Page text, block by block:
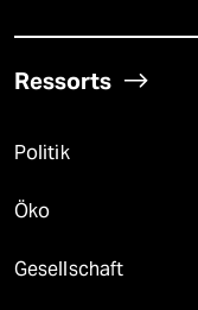
Ressorts
Politik
Öko
Gesellschaft